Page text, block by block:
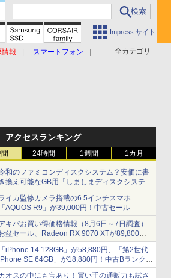
Impress サイト
全カテゴリ
情報 スマートフォン
アクセスランキング
24時間 1週間 1カ月
和のファミコンディスクシステム？安価に書
換え可能なGB用「しましまディスクシステ
」
イカ監修カメラ搭載の6.5インチスマホ
AQUOS R9」が39,000円！中古セール
キバお買い得価格情報（8月6日～7日調査）
盆セール、Radeon RX 9070 XTが89,800
、水平周波数24.8kHz対応の17型モニターが
円、暑さ指数連動セール ほか
iPhone 14 128GB」が58,880円、「第2世代
SE 64GB」が18,880円！中古Bランク品
ール
オスの中にも宝あり！買い手の通販力も試さ